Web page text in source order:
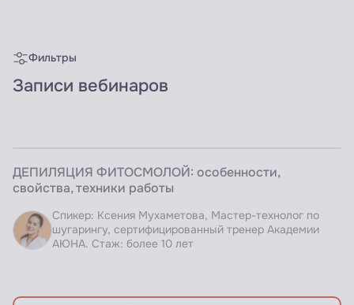
Фильтры
Записи вебинаров
Доступно по подписке
ДЕПИЛЯЦИЯ ФИТОСМОЛОЙ: особенности,
свойства, техники работы
Спикер: Ксения Мухаметова, Мастер-технолог по
шугарингу, сертифицированный тренер Академии
АЮНА. Стаж: более 10 лет